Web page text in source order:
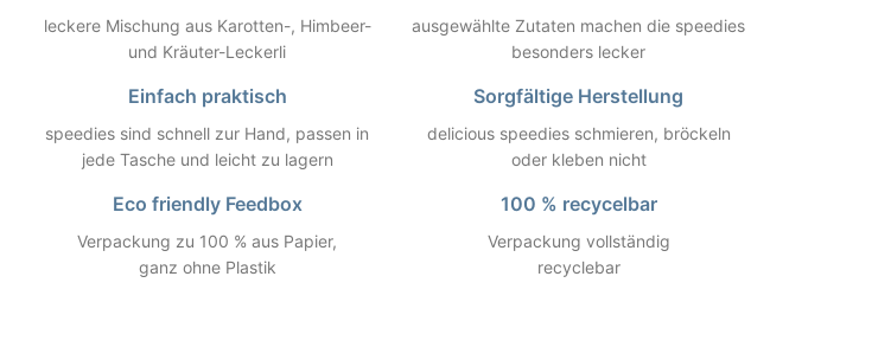
leckere Mischung aus Karotten-, Himbeer-
und Kräuter-Leckerli
ausgewählte Zutaten machen die speedies
besonders lecker
Einfach praktisch
speedies sind schnell zur Hand, passen in
jede Tasche und leicht zu lagern
Sorgfältige Herstellung
delicious speedies schmieren, bröckeln
oder kleben nicht
Eco friendly Feedbox
Verpackung zu 100 % aus Papier,
ganz ohne Plastik
100 % recycelbar
Verpackung vollständig
recyclebar